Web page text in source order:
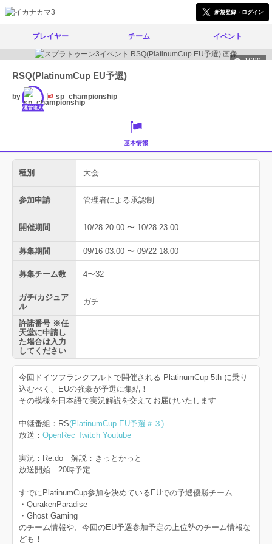
新規登録・ログイン
プレイヤー チーム イベント
1689
RSQ(PlatinumCup EU予選)
by
運営達人
sp_championship
基本情報
種別 大会
参加申請 管理者による承認制
開催期間 10/28 20:00 〜 10/28 23:00
募集期間 09/16 03:00 〜 09/22 18:00
募集チーム数 4〜32
ガチ/カジュア
ル
ガチ
許諾番号 ※任
天堂に申請し
た場合は入力
してください
今回ドイツフランクフルトで開催される PlatinumCup 5th に乗り
込むべく、EUの強豪が予選に集結！
その模様を日本語で実況解説を交えてお届けいたします
中継番組：RS(PlatinumCup EU予選＃３)
放送： OpenRec Twitch Youtube
実況：Re:do 解説：きっとかっと
放送開始 20時予定
すでにPlatinumCup参加を決めているEUでの予選優勝チーム
・QurakenParadise
・Ghost Gaming
のチーム情報や、今回のEU予選参加予定の上位勢のチーム情報な
ども！